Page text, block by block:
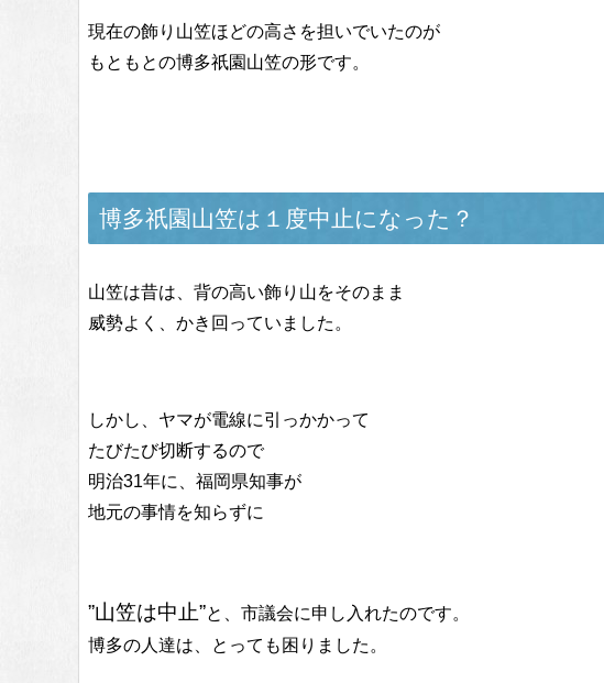
現在の飾り山笠ほどの高さを担いでいたのが
もともとの博多祇園山笠の形です。
博多祇園山笠は１度中止になった？
山笠は昔は、背の高い飾り山をそのまま
威勢よく、かき回っていました。
しかし、ヤマが電線に引っかかって
たびたび切断するので
明治31年に、福岡県知事が
地元の事情を知らずに
”山笠は中止”と、市議会に申し入れたのです。
博多の人達は、とっても困りました。